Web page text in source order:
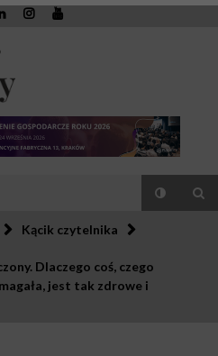
Monitor
Rynkowy
Kącik czytelnika
Dlaczego coś, czego
jest tak zdrowe i